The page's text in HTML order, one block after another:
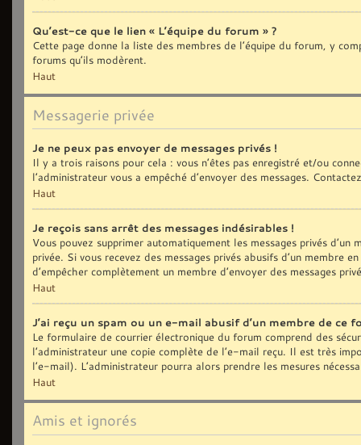
Qu’est-ce que le lien « L’équipe du forum » ?
Cette page donne la liste des membres de l’équipe du forum, y
forums qu’ils modèrent.
Haut
Messagerie privée
Je ne peux pas envoyer de messages privés !
Il y a trois raisons pour cela : vous n’êtes pas enregistré et/ou
l’administrateur vous a empêché d’envoyer des messages.
Haut
Je reçois sans arrêt des messages indésirables !
Vous pouvez supprimer automatiquement les messages privés
privée. Si vous recevez des messages privés abusifs d’un
d’empêcher complètement un membre d’envoyer des messages
Haut
J’ai reçu un spam ou un e-mail abusif d’un membre de ce
Le formulaire de courrier électronique du forum comprend des
l’administrateur une copie complète de l’e-mail reçu. Il est très
l’e-mail). L’administrateur pourra alors prendre les mesures
Haut
Amis et ignorés